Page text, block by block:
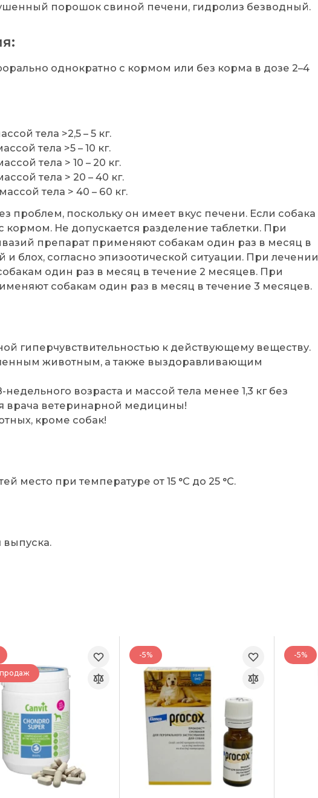
порошок свиной печени, гидролиз безводный.
однократно с кормом или без корма в дозе 2–4
тела >2,5 – 5 кг.
тела >5 – 10 кг.
тела > 10 – 20 кг.
тела > 20 – 40 кг.
тела > 40 – 60 кг.
проблем, поскольку он имеет вкус печени. Если собака
кормом. Не допускается разделение таблетки. При
препарат применяют собакам один раз в месяц в
блох, согласно эпизоотической ситуации. При лечении
один раз в месяц в течение 2 месяцев. При
собакам один раз в месяц в течение 3 месяцев.
гиперчувствительностью к действующему веществу.
животным, а также выздоравливающим
возраста и массой тела менее 1,3 кг без
врача ветеринарной медицины!
кроме собак!
место при температуре от 15 °С до 25 °С.
выпуска.
-5% -5%